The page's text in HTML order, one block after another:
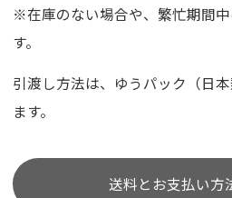
※在庫のない場合や、繁忙期間
す。
引渡し方法は、ゆうパック（日
ます。
送料とお支払い方